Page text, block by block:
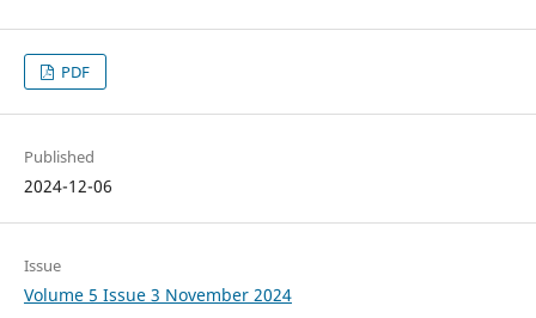
PDF
Published
2024-12-06
Issue
Volume 5 Issue 3 November 2024